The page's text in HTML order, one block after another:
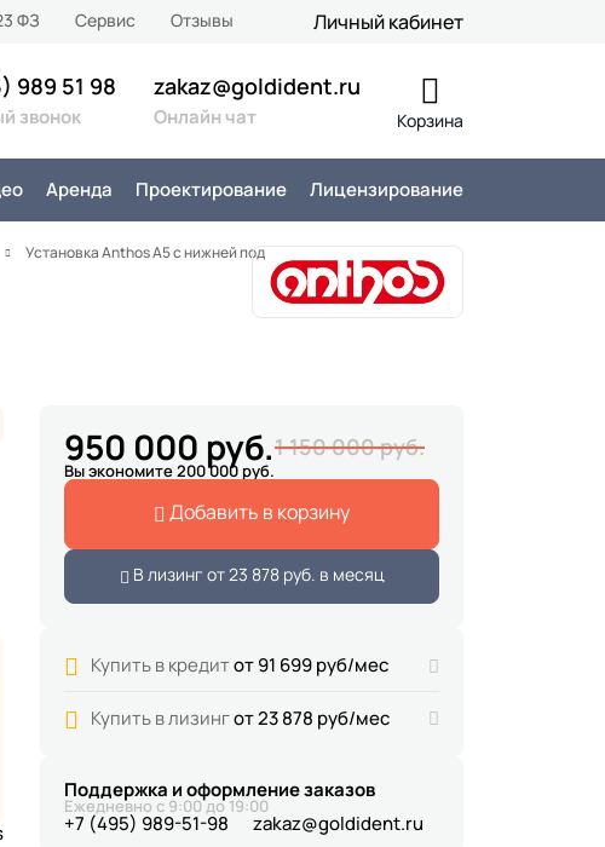
ФЗ Сервис Отзывы Личный кабинет
989 51 98
звонок
zakaz@goldident.ru
Онлайн чат Корзина
Аренда Проектирование Лицензирование
Установка Anthos A5 с нижней подачей
950 000 руб.1 150 000 руб.
Вы экономите 200 000 руб.
Добавить в корзину
В лизинг от23 878 руб. в месяц
Купить в кредитот 91 699 руб/мес
Купить в лизингот 23 878 руб/мес
Поддержка и оформление заказов
Ежедневно с 9:00 до 19:00
+7 (495) 989-51-98 zakaz@goldident.ru